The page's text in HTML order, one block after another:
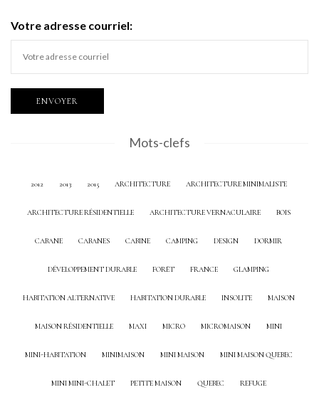
Votre adresse courriel:
Mots-clefs
2012 2013 2015 ARCHITECTURE ARCHITECTURE MINIMALISTE
ARCHITECTURE RÉSIDENTIELLE ARCHITECTURE VERNACULAIRE BOIS
CABANE CABANES CABINE CAMPING DESIGN DORMIR
DÉVELOPPEMENT DURABLE FORÊT FRANCE GLAMPING
HABITATION ALTERNATIVE HABITATION DURABLE INSOLITE MAISON
MAISON RÉSIDENTIELLE MAXI MICRO MICROMAISON MINI
MINI-HABITATION MINIMAISON MINI MAISON MINI MAISON QUEBEC
MINI MINI-CHALET PETITE MAISON QUEBEC REFUGE